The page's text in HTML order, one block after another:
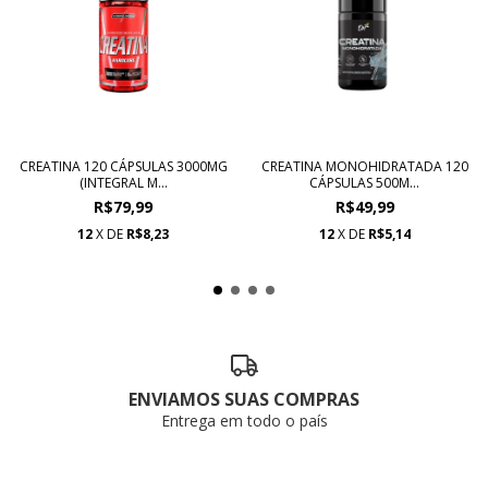
CREATINA 120 CÁPSULAS 3000MG
(INTEGRAL M...
R$79,99
12X DE R$8,23
CREATINA MONOHIDRATADA 120
CÁPSULAS 500M...
R$49,99
12X DE R$5,14
ENVIAMOS SUAS COMPRAS
Entrega em todo o país